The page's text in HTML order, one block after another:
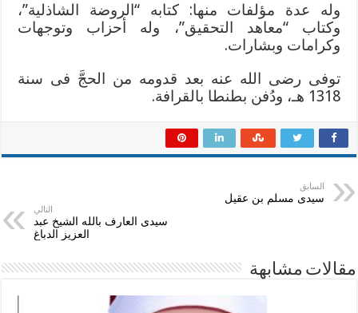
وله عدة مؤلفات منها: كتابه “الروضة الشاذلية”،
وكتاب “معاهد التحقيق”، وله أحزاب وتوجهات
وكرامات وبشارات.
توفى رضى الله عنه بعد قدومه من الحجَّ فى سنة
1318 هـ، ودُفن بطنطا بالقرافة.
السابق
سيدى مسلم بن عقيل
التالي
سيدى العارف بالله الشيخ عبد
العزيز الدباغ
مقالات مشابهة